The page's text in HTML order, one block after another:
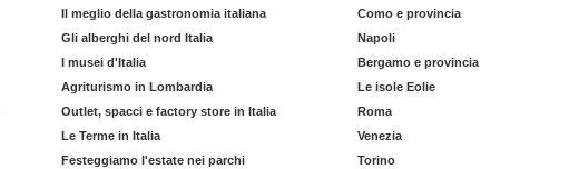
Il meglio della gastronomia italiana
Gli alberghi del nord Italia
I musei d'Italia
Agriturismo in Lombardia
Outlet, spacci e factory store in Italia
Le Terme in Italia
Festeggiamo l'estate nei parchi
Como e provincia
Napoli
Bergamo e provincia
Le isole Eolie
Roma
Venezia
Torino